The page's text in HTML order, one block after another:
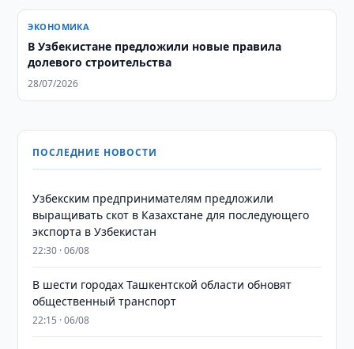
ЭКОНОМИКА
В Узбекистане предложили новые правила
долевого строительства
28/07/2026
ПОСЛЕДНИЕ НОВОСТИ
Узбекским предпринимателям предложили
выращивать скот в Казахстане для последующего
экспорта в Узбекистан
22:30 · 06/08
В шести городах Ташкентской области обновят
общественный транспорт
22:15 · 06/08